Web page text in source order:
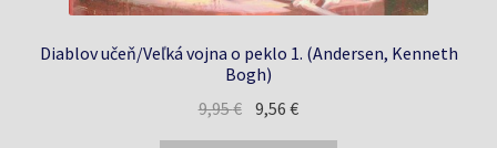
Diablov učeň/Veľká vojna o peklo 1. (Andersen, Kenneth
Bogh)
9,95€ Pôvodná
cena
9,56€Aktuálna
cena